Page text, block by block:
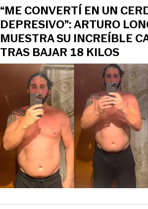
“ME CONVERTÍ EN UN
DEPRESIVO”: ARTURO
MUESTRA SU INCREÍBLE
TRAS BAJAR 18 KILOS